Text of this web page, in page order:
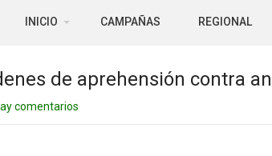
INICIO CAMPAÑAS REGIONAL
de aprehensión contra
comentarios